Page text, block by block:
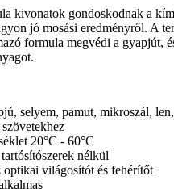
kivonatok gondoskodnak a
jó mosási eredményről. A
formula megvédi a gyapjút,
selyem, pamut, mikroszál,
20°C - 60°C
nélkül
optikai világosítót és fehérítőt